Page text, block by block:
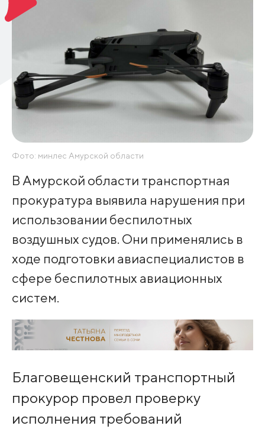
Фото: минлес Амурской области
В Амурской области транспортная
прокуратура выявила нарушения при
использовании беспилотных
воздушных судов. Они применялись в
ходе подготовки авиаспециалистов в
сфере беспилотных авиационных
систем.
Благовещенский транспортный
прокурор провел проверку
исполнения требований